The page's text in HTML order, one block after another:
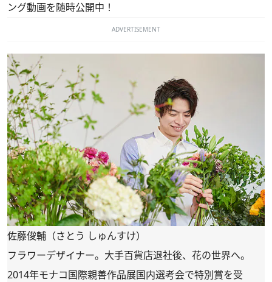
ング動画を随時公開中！
ADVERTISEMENT
佐藤俊輔（さとう しゅんすけ）
フラワーデザイナー。大手百貨店退社後、花の世界へ。
2014年モナコ国際親善作品展国内選考会で特別賞を受